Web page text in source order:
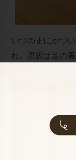
いつのまにかつ
れ。原因は足の
ついてしまった
とも。頑固な汚
ミンスポンジで
らば、これで落
このようにして